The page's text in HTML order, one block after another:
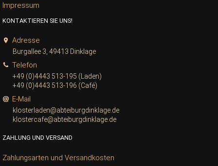
Impressum
KONTAKTIEREN SIE UNS!
Adresse
Burgallee 3, 49413 Dinklage
Telefon
+49 (0)4443 513-195 (Laden)
+49 (0)4443 513-196 (Café)
E-Mail
klosterladen@abteiburgdinklage.de
klostercafe@abteiburgdinklage.de
ZAHLUNG UND VERSAND
Zahlungsarten und Versandkosten